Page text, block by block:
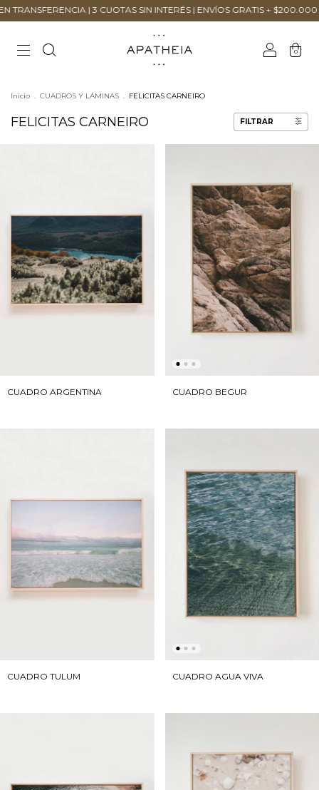
| 3 CUOTAS SIN INTERÉS | ENVÍOS GRATIS + $200.000 10%
0
Inicio . CUADROS Y LÁMINAS . FELICITAS CARNEIRO
FELICITAS CARNEIRO FILTRAR
CUADRO ARGENTINA CUADRO BEGUR
CUADRO TULUM CUADRO AGUA VIVA